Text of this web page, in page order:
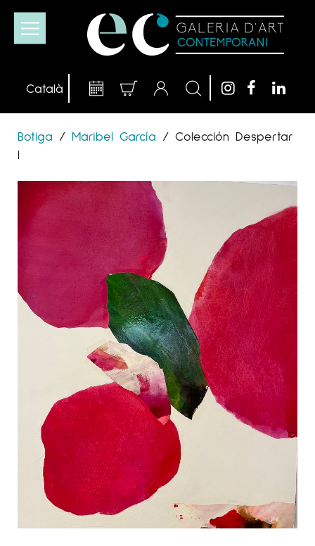
Botiga / Maribel García / Colección Despertar
I